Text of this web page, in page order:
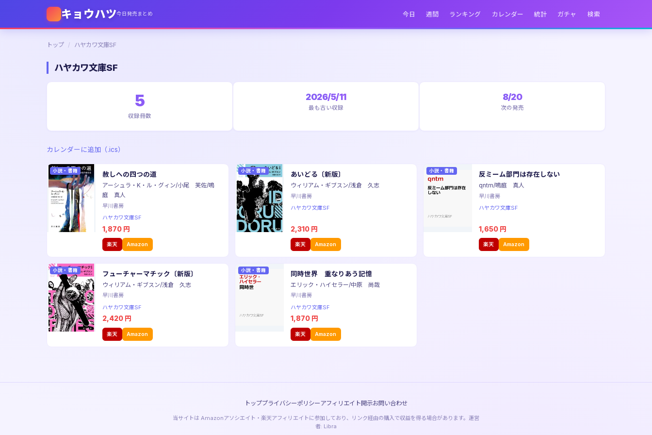
キョウハツ今日発売まとめ 今日 週間 ランキング カレンダー 統計 ガチャ 検索
トップ / ハヤカワ文庫SF
ハヤカワ文庫SF
5
収録冊数
2026/5/11
最も古い収録
8/20
次の発売
カレンダーに追加（.ics）
小説・書籍 赦しへの四つの道
アーシュラ・K・ル・グィン/小尾 芙佐/鳴
庭 真人
早川書房
ハヤカワ文庫SF
1,870 円
楽天 Amazon
小説・書籍 あいどる〔新版〕
ウィリアム・ギブスン/浅倉 久志
早川書房
ハヤカワ文庫SF
2,310 円
楽天 Amazon
小説・書籍 反ミーム部門は存在しない
qntm/鳴庭 真人
早川書房
ハヤカワ文庫SF
1,650 円
楽天 Amazon
小説・書籍 フューチャーマチック〔新版〕
ウィリアム・ギブスン/浅倉 久志
早川書房
ハヤカワ文庫SF
2,420 円
楽天 Amazon
小説・書籍 同時世界 重なりあう記憶
エリック・ハイセラー/中原 尚哉
早川書房
ハヤカワ文庫SF
1,870 円
楽天 Amazon
トッププライバシーポリシー アフィリエイト開示お問い合わせ
当サイトは Amazonアソシエイト・楽天アフィリエイトに参加しており、リンク経由の購入で収益を得る場合があります。運営
者: Libra